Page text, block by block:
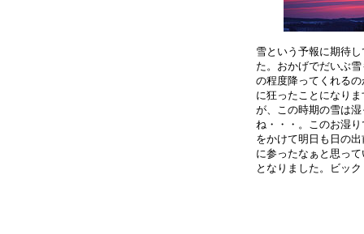
雪という予報に期待
た。おかげでだいぶ
の程度降ってくれる
に狂ったことになり
が、この時期の雪は
ね・・・。このお湿
をかけて明日も日の
に参ったなぁと思っ